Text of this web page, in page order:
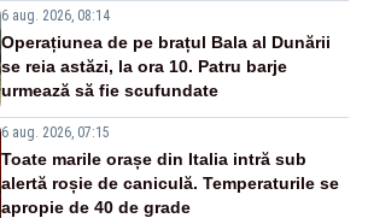
6 aug. 2026, 08:14
Operațiunea de pe brațul Bala al Dunării
se reia astăzi, la ora 10. Patru barje
urmează să fie scufundate
6 aug. 2026, 07:15
Toate marile orașe din Italia intră sub
alertă roșie de caniculă. Temperaturile se
apropie de 40 de grade